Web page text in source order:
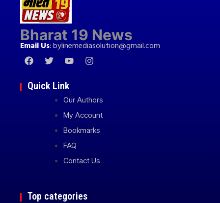
Bharat 19 News
Email Us:bylinemediasolution@gmail.com
Quick Link
Our Authors
My Account
Bookmarks
FAQ
Contact Us
Top categories